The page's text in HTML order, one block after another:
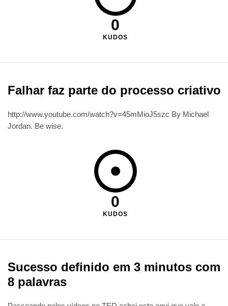
0
KUDOS
Falhar faz parte do processo criativo
http://www.youtube.com/watch?v=45mMioJ5szc By Michael
Jordan. Be wise.
0
KUDOS
Sucesso definido em 3 minutos com
8 palavras